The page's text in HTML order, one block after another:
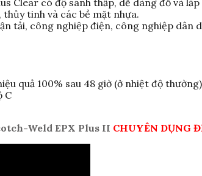
thủy tinh và các bề mặt nhựa.
tải, công nghiệp điện, công nghiệp dân
quả 100% sau 48 giờ (ở nhiệt độ thường)
C
Weld EPX Plus II CHUYÊN DỤNG